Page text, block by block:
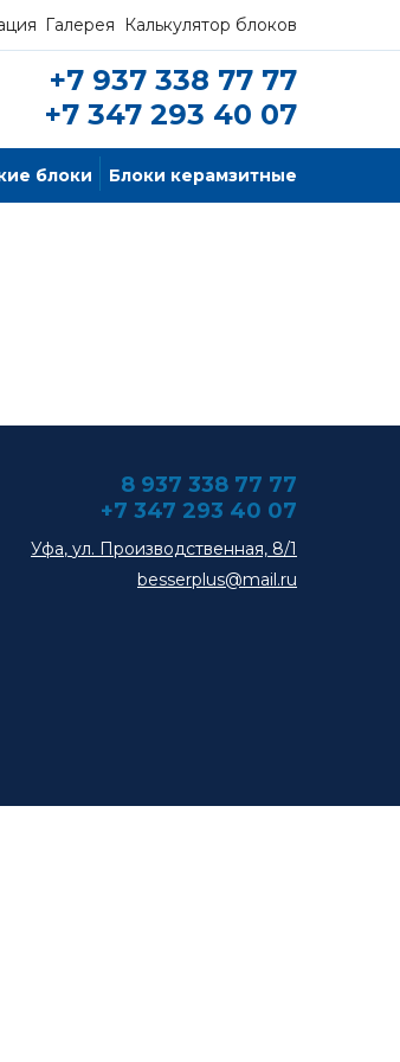
Галерея Калькулятор блоков
+7 937 338 77 77
+7 347 293 40 07
блоки Блоки керамзитные
8 937 338 77 77
+7 347 293 40 07
Уфа, ул. Производственная, 8/1
besserplus@mail.ru